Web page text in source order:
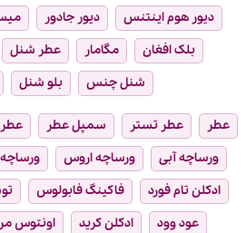
دیور هوم اینتنس
دیور جادور
بلک افغان
مگامار عطر شنل
شنل چنس
بلو شنل
عطر عطر تستر سمپل عطر
ورساچه آبی
ورساچه اروس
ادکلن تام فورد
فاکینگ فابولوس
عود وود
ادکلن کرید اونتوس